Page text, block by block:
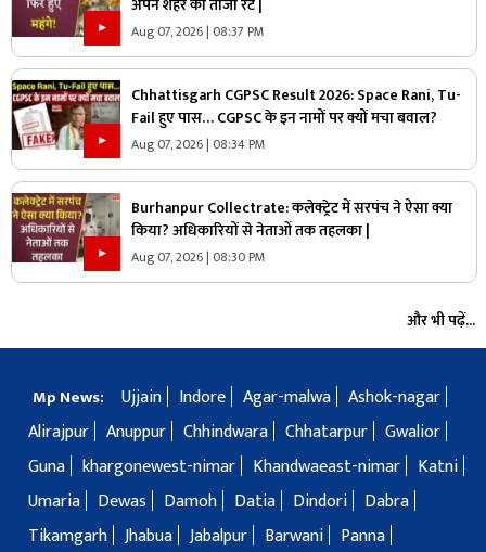
Aug 07, 2026 | 08:37 PM
Chhattisgarh CGPSC Result 2026: Space Rani, Tu-
Fail हुए पास… CGPSC के इन नामों पर क्यों मचा बवाल?
Aug 07, 2026 | 08:34 PM
Burhanpur Collectrate: कलेक्ट्रेट में सरपंच ने ऐसा क्या
किया? अधिकारियों से नेताओं तक तहलका |
Aug 07, 2026 | 08:30 PM
और भी पढ़ें...
Mp News: Ujjain Indore Agar-malwa Ashok-nagar
Alirajpur Anuppur Chhindwara Chhatarpur Gwalior
Guna khargonewest-nimar Khandwaeast-nimar
Katni
Umaria
Dewas Damoh Datia Dindori
Dabra
Tikamgarh Jhabua Jabalpur Barwani
Panna